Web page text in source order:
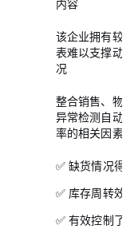
该企业拥有较
表难以支撑动
况
整合销售、物
异常检测自动
率的相关因素
✅ 缺货情况得
✅ 库存周转效
✅ 有效控制了